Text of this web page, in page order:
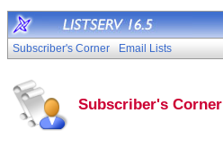
Subscriber's Corner Email Lists
Subscriber's Corner